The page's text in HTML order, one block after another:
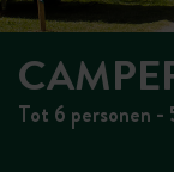
Tot 6 personen -